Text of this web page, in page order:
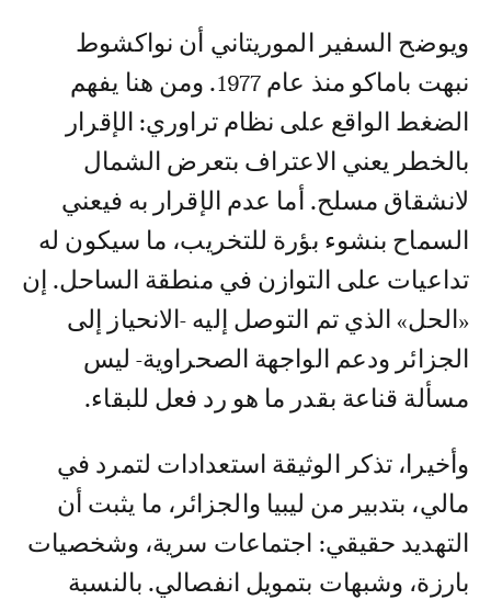
ويوضح السفير الموريتاني أن نواكشوط
نبهت باماكو منذ عام 1977. ومن هنا يفهم
الضغط الواقع على نظام تراوري: الإقرار
بالخطر يعني الاعتراف بتعرض الشمال
لانشقاق مسلح. أما عدم الإقرار به فيعني
السماح بنشوء بؤرة للتخريب، ما سيكون له
تداعيات على التوازن في منطقة الساحل. إن
«الحل» الذي تم التوصل إليه -الانحياز إلى
الجزائر ودعم الواجهة الصحراوية- ليس
مسألة قناعة بقدر ما هو رد فعل للبقاء.
وأخيرا، تذكر الوثيقة استعدادات لتمرد في
مالي، بتدبير من ليبيا والجزائر، ما يثبت أن
التهديد حقيقي: اجتماعات سرية، وشخصيات
بارزة، وشبهات بتمويل انفصالي. بالنسبة